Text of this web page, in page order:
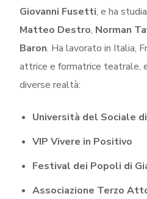
Giovanni Fusetti, e ha
Matteo Destro, Norman
Baron. Ha lavorato in Italia,
attrice e formatrice teatrale,
diverse realtà:
Università del Sociale
VIP Vivere in Positivo
Festival dei Popoli di
Associazione Terzo